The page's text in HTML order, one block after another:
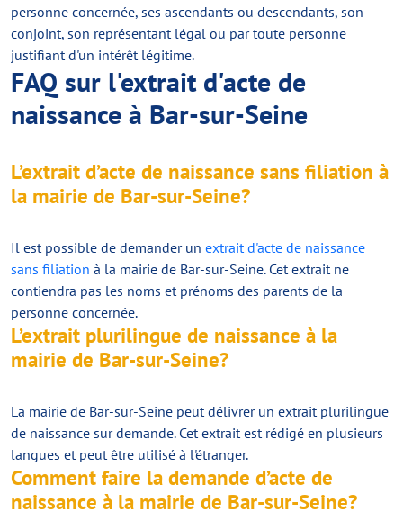
personne concernée, ses ascendants ou descendants, son
conjoint, son représentant légal ou par toute personne
justifiant d'un intérêt légitime.
FAQ sur l'extrait d'acte de
naissance à Bar-sur-Seine
L’extrait d’acte de naissance sans filiation à
la mairie de Bar-sur-Seine?
Il est possible de demander un extrait d'acte de naissance
sans filiation à la mairie de Bar-sur-Seine. Cet extrait ne
contiendra pas les noms et prénoms des parents de la
personne concernée.
L’extrait plurilingue de naissance à la
mairie de Bar-sur-Seine?
La mairie de Bar-sur-Seine peut délivrer un extrait plurilingue
de naissance sur demande. Cet extrait est rédigé en plusieurs
langues et peut être utilisé à l'étranger.
Comment faire la demande d’acte de
naissance à la mairie de Bar-sur-Seine?